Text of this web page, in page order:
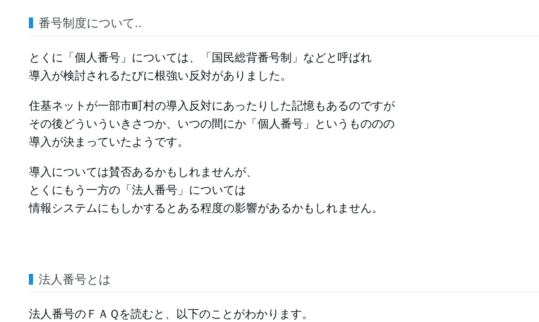
番号制度について..
とくに「個人番号」については、「国民総背番号制」などと呼ばれ
導入が検討されるたびに根強い反対がありました。
住基ネットが一部市町村の導入反対にあったりした記憶もあるのですが
その後どういういきさつか、いつの間にか「個人番号」というもののの
導入が決まっていたようです。
導入については賛否あるかもしれませんが、
とくにもう一方の「法人番号」については
情報システムにもしかするとある程度の影響があるかもしれません。
法人番号とは
法人番号のＦＡＱを読むと、以下のことがわかります。